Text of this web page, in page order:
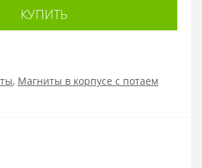
, Магниты в корпусе с потаем
КУПИТЬ